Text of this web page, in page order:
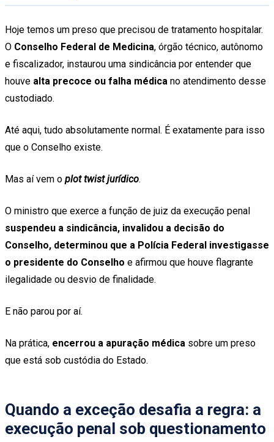
Hoje temos um preso que precisou de tratamento hospitalar.
O Conselho Federal de Medicina, órgão técnico, autônomo
e fiscalizador, instaurou uma sindicância por entender que
houve alta precoce ou falha médica no atendimento desse
custodiado.
Até aqui, tudo absolutamente normal. É exatamente para isso
que o Conselho existe.
Mas aí vem o plot twist jurídico.
O ministro que exerce a função de juiz da execução penal
suspendeu a sindicância, invalidou a decisão do
Conselho, determinou que a Polícia Federal investigasse
o presidente do Conselho e afirmou que houve flagrante
ilegalidade ou desvio de finalidade.
E não parou por aí.
Na prática, encerrou a apuração médica sobre um preso
que está sob custódia do Estado.
Quando a exceção desafia a regra: a
execução penal sob questionamento